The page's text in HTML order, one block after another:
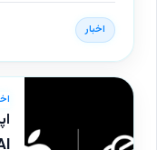
شامل پایه، فردی و
بزرگ‌ترین افزایش
که به‌طور
اخبار